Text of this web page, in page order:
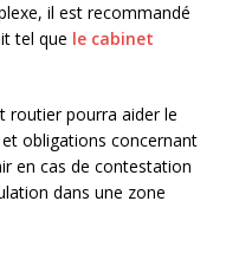
il est recommandé
tel que le cabinet
routier pourra aider le
obligations concernant
en cas de contestation
dans une zone